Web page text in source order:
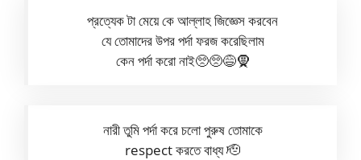
প্রত্যেক টা মেয়ে কে আল্লাহ জিজ্ঞেস করবেন
যে তোমাদের উপর পর্দা ফরজ করেছিলাম
কেন পর্দা করো নাই🥺🥺😅🧕
নারী তুমি পর্দা করে চলো পুরুষ তোমাকে
respect করতে বাধ্য 🫡